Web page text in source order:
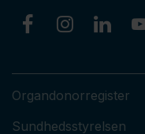
Organdonorregister
Sundhedsstyrelsen